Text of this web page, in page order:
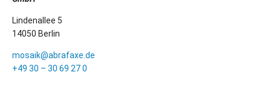
Lindenallee 5
14050 Berlin
mosaik@abrafaxe.de
+49 30 – 30 69 27 0